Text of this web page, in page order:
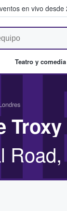
en vivo desde
de
Teatro y comedia
Troxy